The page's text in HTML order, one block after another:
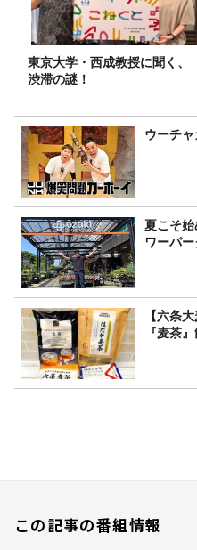
東京大学・西成教授に聞く、
渋滞の謎！
ウーチ
夏こそ
ワーパー
【六条
『麦茶
この記事の番組情報